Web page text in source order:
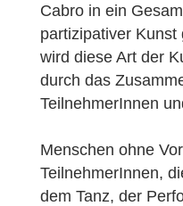
Cabro in ein
partizipativer Kunst
wird diese Art der
durch das
TeilnehmerInnen
Menschen ohne
TeilnehmerInnen,
dem Tanz, der